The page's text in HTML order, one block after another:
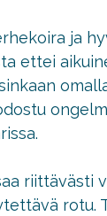
ja
ettei
riittävästi
rotu.